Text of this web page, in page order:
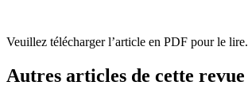
Veuillez télécharger l’article en PDF pour le lire.
Autres articles de cette revue